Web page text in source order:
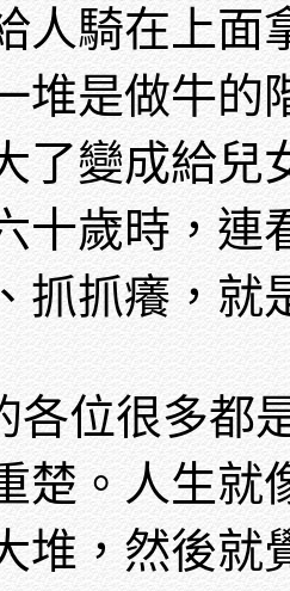
人騎在上面
堆是做牛的
了變成給兒
十歲時，連
抓抓癢，就
各位很多都
楚。人生就
堆，然後就